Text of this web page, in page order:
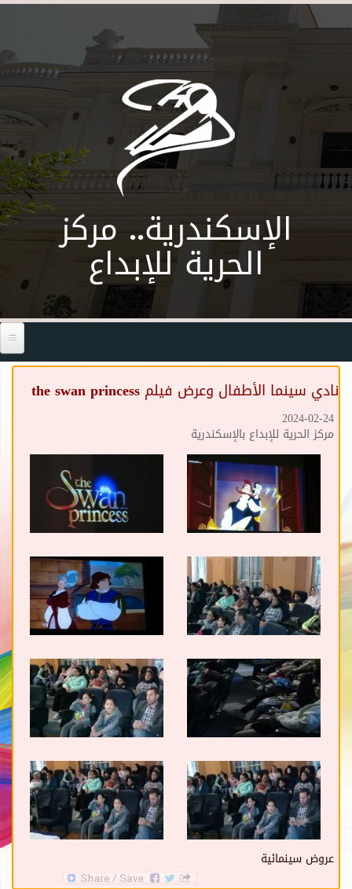
Skip to main content
الإسكندرية.. مركز
الحرية للإبداع
نادي سينما الأطفال وعرض فيلم the swan princess
2024-02-24
مركز الحرية للإبداع بالإسكندرية
عروض سينمائية